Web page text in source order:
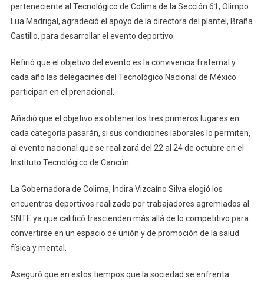
perteneciente al Tecnológico de Colima de la Sección 61, Olimpo
Lua Madrigal, agradeció el apoyo de la directora del plantel, Braña
Castillo, para desarrollar el evento deportivo.
Refirió que el objetivo del evento es la convivencia fraternal y
cada año las delegacines del Tecnológico Nacional de México
participan en el prenacional.
Añadió que el objetivo es obtener los tres primeros lugares en
cada categoría pasarán, si sus condiciones laborales lo permiten,
al evento nacional que se realizará del 22 al 24 de octubre en el
Instituto Tecnológico de Cancún.
La Gobernadora de Colima, Indira Vizcaíno Silva elogió los
encuentros deportivos realizado por trabajadores agremiados al
SNTE ya que calificó trascienden más allá de lo competitivo para
convertirse en un espacio de unión y de promoción de la salud
física y mental.
Aseguró que en estos tiempos que la sociedad se enfrenta